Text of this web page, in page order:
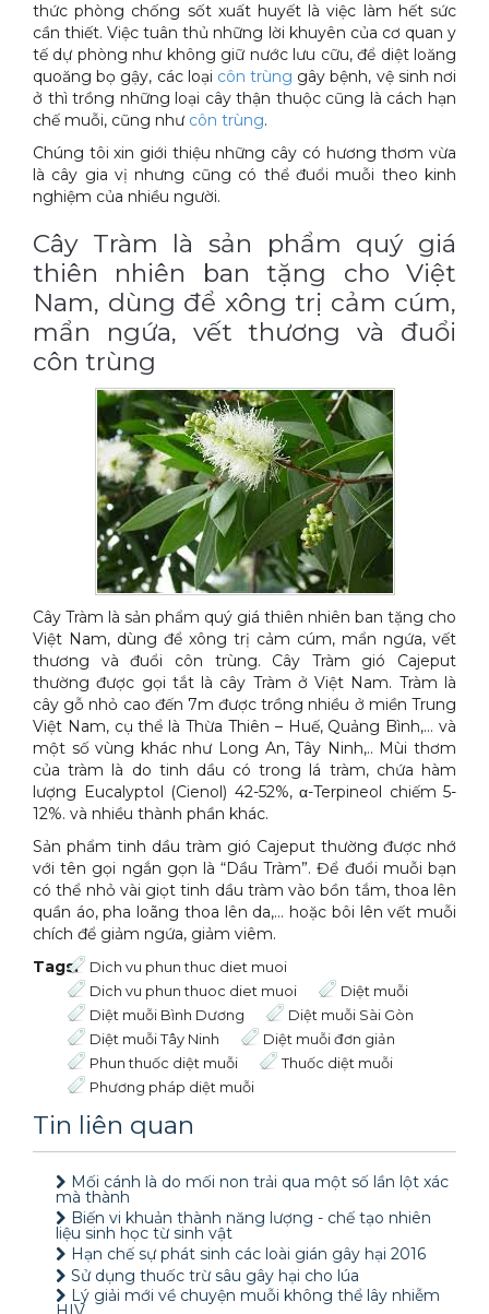
thức phòng chống sốt xuất huyết là việc làm hết sức
cần thiết. Việc tuân thủ những lời khuyên của cơ quan y
tế dự phòng như không giữ nước lưu cữu, để diệt loăng
quoăng bọ gậy, các loại côn trùng gây bệnh, vệ sinh nơi
ở thì trồng những loại cây thận thuộc cũng là cách hạn
chế muỗi, cũng như côn trùng.
Chúng tôi xin giới thiệu những cây có hương thơm vừa
là cây gia vị nhưng cũng có thể đuổi muỗi theo kinh
nghiệm của nhiều người.
Cây Tràm là sản phẩm quý giá
thiên nhiên ban tặng cho Việt
Nam, dùng để xông trị cảm cúm,
mẩn ngứa, vết thương và đuổi
côn trùng
Cây Tràm là sản phẩm quý giá thiên nhiên ban tặng cho
Việt Nam, dùng để xông trị cảm cúm, mẩn ngứa, vết
thương và đuổi côn trùng. Cây Tràm gió Cajeput
thường được gọi tắt là cây Tràm ở Việt Nam. Tràm là
cây gỗ nhỏ cao đến 7m được trồng nhiều ở miền Trung
Việt Nam, cụ thể là Thừa Thiên – Huế, Quảng Bình,… và
một số vùng khác như Long An, Tây Ninh,.. Mùi thơm
của tràm là do tinh dầu có trong lá tràm, chứa hàm
lượng Eucalyptol (Cienol) 42-52%, α-Terpineol chiếm 5-
12%. và nhiều thành phần khác.
Sản phẩm tinh dầu tràm gió Cajeput thường được nhớ
với tên gọi ngắn gọn là “Dầu Tràm”. Để đuổi muỗi bạn
có thể nhỏ vài giọt tinh dầu tràm vào bồn tắm, thoa lên
quần áo, pha loãng thoa lên da,… hoặc bôi lên vết muỗi
chích để giảm ngứa, giảm viêm.
Tags: Dich vu phun thuc diet muoi
Dich vu phun thuoc diet muoi
Diệt muỗi
Diệt muỗi Bình Dương
Diệt muỗi Sài Gòn
Diệt muỗi Tây Ninh
Diệt muỗi đơn giản
Phun thuốc diệt muỗi
Thuốc diệt muỗi
Phương pháp diệt muỗi
Tin liên quan
Mối cánh là do mối non trải qua một số lần lột xác
mà thành
Biến vi khuản thành năng lượng - chế tạo nhiên
liệu sinh học từ sinh vật
Hạn chế sự phát sinh các loài gián gây hại 2016
Sử dụng thuốc trừ sâu gây hại cho lúa
Lý giải mới về chuyện muỗi không thể lây nhiễm